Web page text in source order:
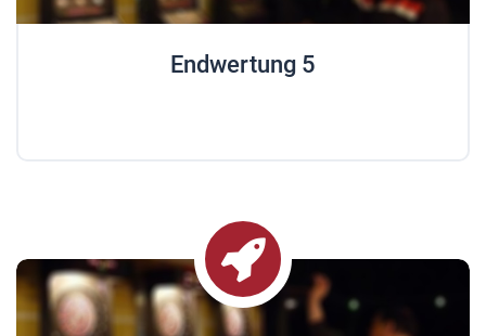
Endwertung 5